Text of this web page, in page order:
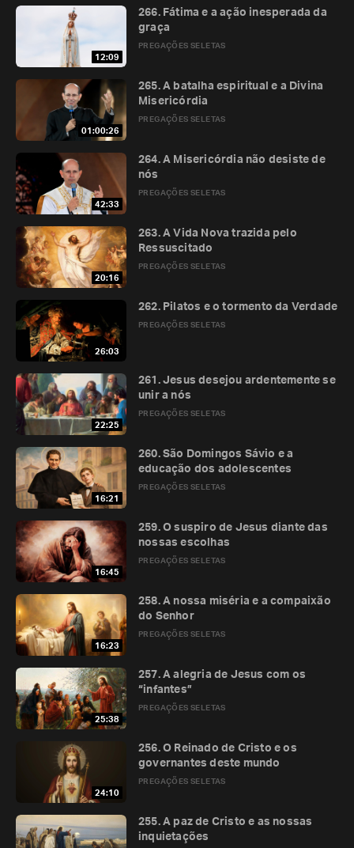
12:09
PREGAÇÕES SELETAS
266. Fátima e a ação inesperada da
graça
01:00:26
PREGAÇÕES SELETAS
265. A batalha espiritual e a Divina
Misericórdia
42:33
PREGAÇÕES SELETAS
264. A Misericórdia não desiste de
nós
20:16
PREGAÇÕES SELETAS
263. A Vida Nova trazida pelo
Ressuscitado
26:03
PREGAÇÕES SELETAS
262. Pilatos e o tormento da Verdade
22:25
PREGAÇÕES SELETAS
261. Jesus desejou ardentemente se
unir a nós
16:21
PREGAÇÕES SELETAS
260. São Domingos Sávio e a
educação dos adolescentes
16:45
PREGAÇÕES SELETAS
259. O suspiro de Jesus diante das
nossas escolhas
16:23
PREGAÇÕES SELETAS
258. A nossa miséria e a compaixão
do Senhor
25:38
PREGAÇÕES SELETAS
257. A alegria de Jesus com os
“infantes”
24:10
PREGAÇÕES SELETAS
256. O Reinado de Cristo e os
governantes deste mundo
255. A paz de Cristo e as nossas
inquietações